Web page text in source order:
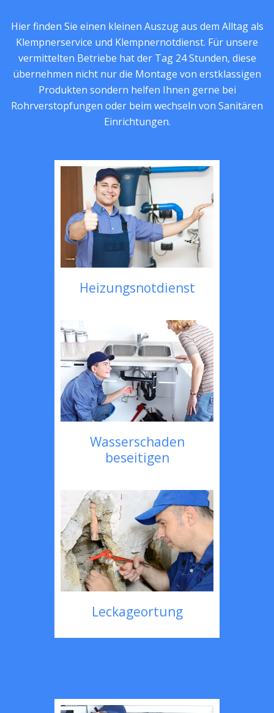
Hier finden Sie einen kleinen Auszug aus dem Alltag als
Klempnerservice und Klempnernotdienst. Für unsere
vermittelten Betriebe hat der Tag 24 Stunden, diese
übernehmen nicht nur die Montage von erstklassigen
Produkten sondern helfen Ihnen gerne bei
Rohrverstopfungen oder beim wechseln von Sanitären
Einrichtungen.
Heizungsnotdienst
Wasserschaden
beseitigen
Leckageortung